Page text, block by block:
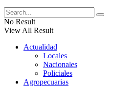
No Result
View All Result
Actualidad
Locales
Nacionales
Policiales
Agropecuarias